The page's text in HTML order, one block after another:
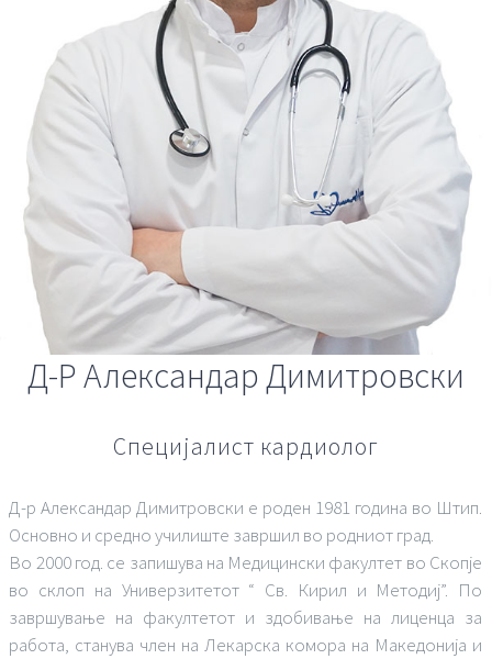
Д-Р Александар Димитровски
Специјалист кардиолог
Д-р Александар Димитровски е роден 1981 година во Штип.
Основно и средно училиште завршил во родниот град.
Во 2000 год. се запишува на Медицински факултет во Скопје
во склоп на Универзитетот “ Св. Кирил и Методиј”. По
завршување на факултетот и здобивање на лиценца за
работа, станува член на Лекарска комора на Македонија и